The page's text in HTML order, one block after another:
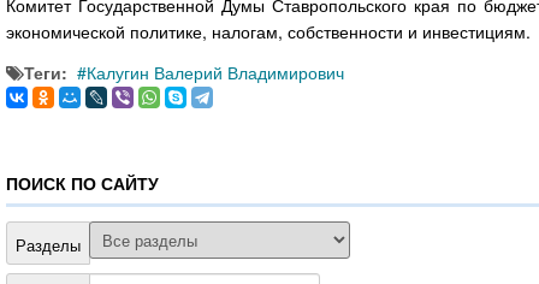
Теги: Калугин Валерий Владимирович
ПОИСК ПО САЙТУ
Разделы